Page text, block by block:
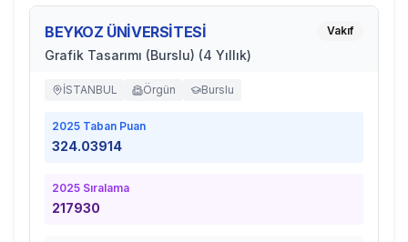
BEYKOZ ÜNİVERSİTESİ
Grafik Tasarımı (Burslu) (4 Yıllık)
Vakıf
İSTANBUL Örgün Burslu
2025 Taban Puan
324.03914
2025 Sıralama
217930